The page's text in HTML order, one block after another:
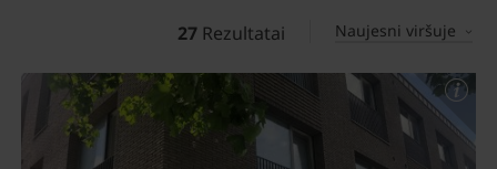
27 Rezultatai Naujesni viršuje